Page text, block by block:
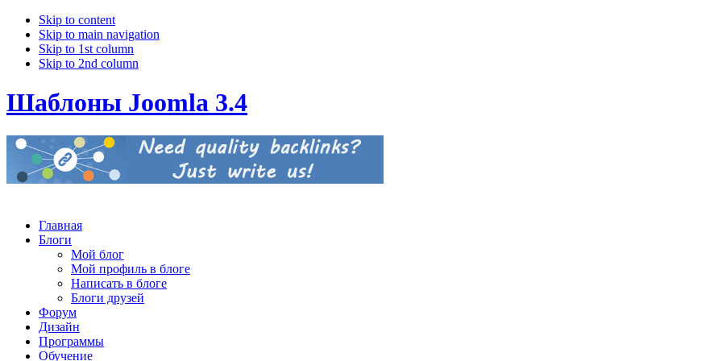
Skip to content
Skip to main navigation
Skip to 1st column
Skip to 2nd column
Шаблоны Joomla 3.4
Главная
Блоги
Мой блог
Мой профиль в блоге
Написать в блоге
Блоги друзей
Форум
Дизайн
Программы
Обучение